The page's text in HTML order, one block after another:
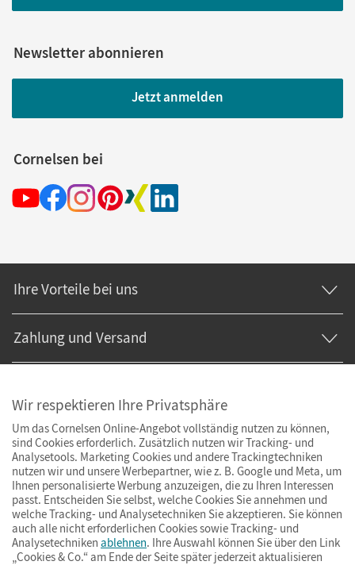
Newsletter abonnieren
Jetzt anmelden
Cornelsen bei
Ihre Vorteile bei uns
Zahlung und Versand
Wir respektieren Ihre Privatsphäre
Um das Cornelsen Online-Angebot vollständig nutzen zu können,
sind Cookies erforderlich. Zusätzlich nutzen wir Tracking- und
Analysetools. Marketing Cookies und andere Trackingtechniken
nutzen wir und unsere Werbepartner, wie z. B. Google und Meta, um
Ihnen personalisierte Werbung anzuzeigen, die zu Ihren Interessen
passt. Entscheiden Sie selbst, welche Cookies Sie annehmen und
welche Tracking- und Analysetechniken Sie akzeptieren. Sie können
auch alle nicht erforderlichen Cookies sowie Tracking- und
Analysetechniken ablehnen. Ihre Auswahl können Sie über den Link
„Cookies & Co.“ am Ende der Seite später jederzeit aktualisieren